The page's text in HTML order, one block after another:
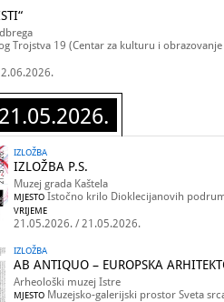
Trojstva 19 (Centar za kulturu i
21.05.2026.
IZLOŽBA
IZLOŽBA P.S.
Muzej grada Kaštela
MJESTO Istočno krilo Dioklecijanovih
VRIJEME
21.05.2026. / 21.05.2026.
IZLOŽBA
AB ANTIQUO – EUROPSKA
Arheološki muzej Istre
MJESTO Muzejsko-galerijski prostor Sveta